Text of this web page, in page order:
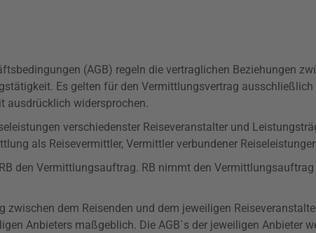
(AGB) regeln die vertraglichen Beziehungen
Es gelten für den Vermittlungsvertrag
ausdrücklich widersprochen.
verschiedenster Reiseveranstalter und
als Reisevermittler, Vermittler verbundener
den Vermittlungsauftrag. RB nimmt den
zwischen dem Reisenden und dem jeweiligen
Anbieters maßgeblich. Die AGB`s der jeweiligen Anbieter